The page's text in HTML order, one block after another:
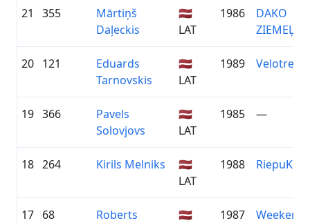
21 355
Mārtiņš
Daļeckis
🇱🇻
LAT
1986
DAKO
20 121
Eduards
Tarnovskis
🇱🇻
LAT
1989
19 366
Pavels
Solovjovs
🇱🇻
LAT
1985 —
18 264 Kirils Melniks
🇱🇻
LAT
1988
17 68
Roberts
🇱🇻
1987 Weekend